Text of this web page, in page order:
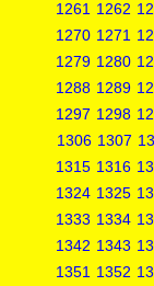
1261 1262
1270 1271
1279 1280
1288 1289
1297 1298
1306 1307
1315 1316
1324 1325
1333 1334
1342 1343
1351 1352